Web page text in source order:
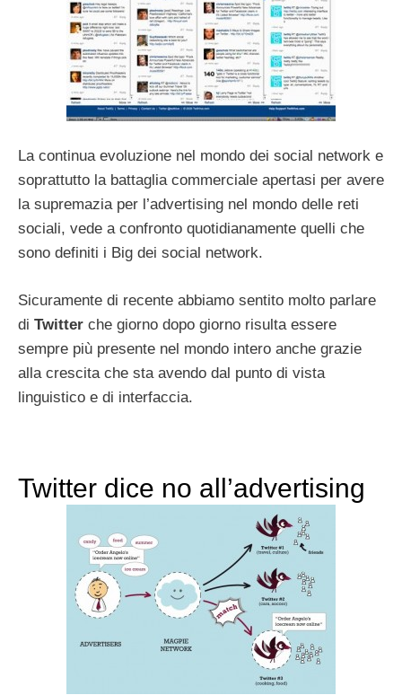
La continua evoluzione nel mondo dei social network e
soprattutto la battaglia commerciale apertasi per avere
la supremazia per l’advertising nel mondo delle reti
sociali, vede a confronto quotidianamente quelli che
sono definiti i Big dei social network.
Sicuramente di recente abbiamo sentito molto parlare
di Twitter che giorno dopo giorno risulta essere
sempre più presente nel mondo intero anche grazie
alla crescita che sta avendo dal punto di vista
linguistico e di interfaccia.
Twitter dice no all’advertising